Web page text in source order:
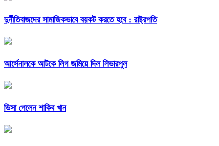
দুর্নীতিবাজদের সামাজিকভাবে বয়কট করতে হবে : রাষ্ট্রপতি
আর্সেনালকে আটকে লিগ জমিয়ে দিল লিভারপুল
ভিসা পেলেন শাকিব খান